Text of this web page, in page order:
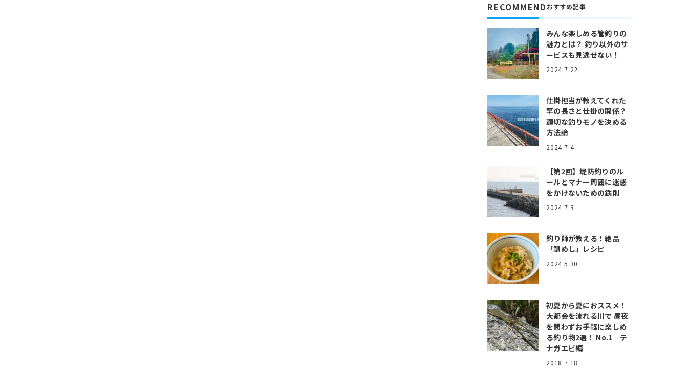
RECOMMEND おすすめ記事
みんな楽しめる管釣りの
魅力とは？ 釣り以外のサ
ービスも見逃せない！
2024.7.22
仕掛担当が教えてくれた
竿の長さと仕掛の関係？
適切な釣りモノを決める
方法論
2024.7.4
【第2回】堤防釣りのル
ールとマナー周囲に迷惑
をかけないための鉄則
2024.7.3
釣り師が教える！絶品
「鯛めし」レシピ
2024.5.30
初夏から夏におススメ！
大都会を流れる川で 昼夜
を問わずお手軽に楽しめ
る釣り物2選！ No.1 テ
ナガエビ編
2018.7.18